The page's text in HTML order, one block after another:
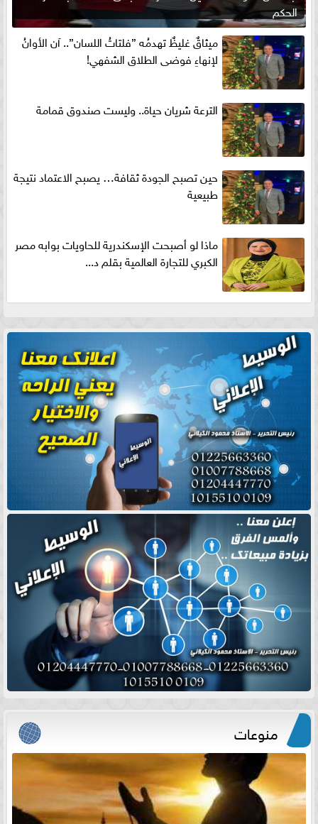
الحكم
ميثاقٌ غليظٌ تهدمُه ”فلتاتُ اللسان”.. آن الأوانُ
لإنهاءِ فوضى الطلاق الشفهي!
الترعة شريان حياة.. وليست صندوق قمامة
حين تصبح الجودة ثقافة… يصبح الاعتماد نتيجة
طبيعية
ماذا لو أصبحت الإسكندرية للحاويات بوابه مصر
الكبري للتجارة العالمية بقلم د...
منوعات